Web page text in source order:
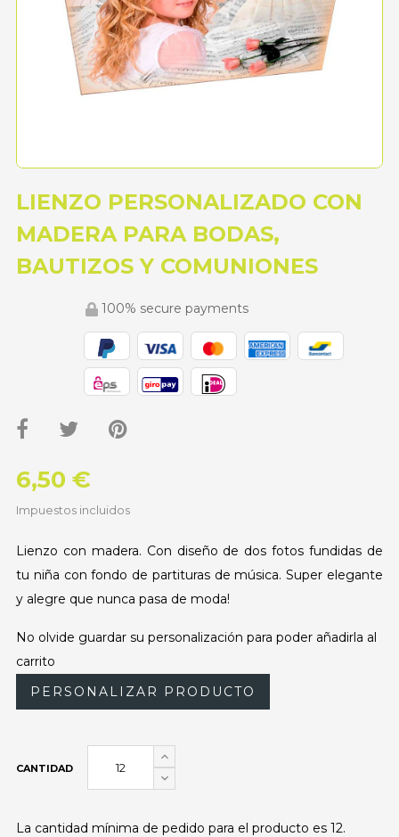
LIENZO PERSONALIZADO CON
MADERA PARA BODAS,
BAUTIZOS Y COMUNIONES
100% secure payments
6,50 €
Impuestos incluidos
Lienzo con madera. Con diseño de dos fotos fundidas de
tu niña con fondo de partituras de música. Super elegante
y alegre que nunca pasa de moda!
No olvide guardar su personalización para poder añadirla al
carrito
PERSONALIZAR PRODUCTO
CANTIDAD
La cantidad mínima de pedido para el producto es 12.